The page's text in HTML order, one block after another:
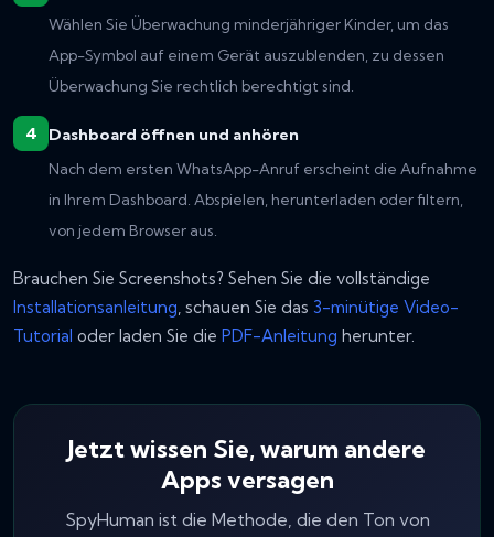
Wählen Sie Überwachung minderjähriger Kinder, um das
App-Symbol auf einem Gerät auszublenden, zu dessen
Überwachung Sie rechtlich berechtigt sind.
Dashboard öffnen und anhören
Nach dem ersten WhatsApp-Anruf erscheint die Aufnahme
in Ihrem Dashboard. Abspielen, herunterladen oder filtern,
von jedem Browser aus.
Brauchen Sie Screenshots? Sehen Sie die vollständige
Installationsanleitung, schauen Sie das 3-minütige Video-
Tutorial oder laden Sie die PDF-Anleitung herunter.
Jetzt wissen Sie, warum andere
Apps versagen
SpyHuman ist die Methode, die den Ton von